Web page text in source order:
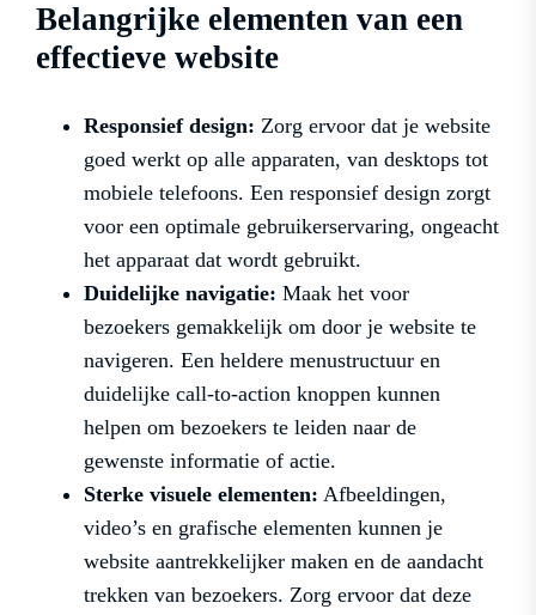
Belangrijke elementen van een
effectieve website
Responsief design: Zorg ervoor dat je website
goed werkt op alle apparaten, van desktops tot
mobiele telefoons. Een responsief design zorgt
voor een optimale gebruikerservaring, ongeacht
het apparaat dat wordt gebruikt.
Duidelijke navigatie: Maak het voor
bezoekers gemakkelijk om door je website te
navigeren. Een heldere menustructuur en
duidelijke call-to-action knoppen kunnen
helpen om bezoekers te leiden naar de
gewenste informatie of actie.
Sterke visuele elementen: Afbeeldingen,
video’s en grafische elementen kunnen je
website aantrekkelijker maken en de aandacht
trekken van bezoekers. Zorg ervoor dat deze